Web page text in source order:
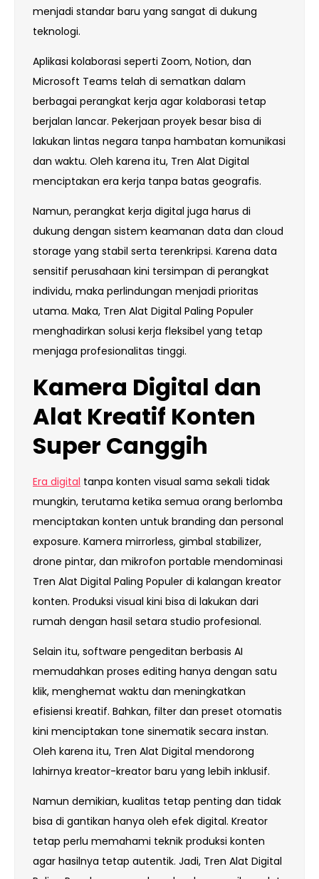
menjadi standar baru yang sangat di dukung
teknologi.
Aplikasi kolaborasi seperti Zoom, Notion, dan
Microsoft Teams telah di sematkan dalam
berbagai perangkat kerja agar kolaborasi tetap
berjalan lancar. Pekerjaan proyek besar bisa di
lakukan lintas negara tanpa hambatan komunikasi
dan waktu. Oleh karena itu, Tren Alat Digital
menciptakan era kerja tanpa batas geografis.
Namun, perangkat kerja digital juga harus di
dukung dengan sistem keamanan data dan cloud
storage yang stabil serta terenkripsi. Karena data
sensitif perusahaan kini tersimpan di perangkat
individu, maka perlindungan menjadi prioritas
utama. Maka, Tren Alat Digital Paling Populer
menghadirkan solusi kerja fleksibel yang tetap
menjaga profesionalitas tinggi.
Kamera Digital dan
Alat Kreatif Konten
Super Canggih
Era digital tanpa konten visual sama sekali tidak
mungkin, terutama ketika semua orang berlomba
menciptakan konten untuk branding dan personal
exposure. Kamera mirrorless, gimbal stabilizer,
drone pintar, dan mikrofon portable mendominasi
Tren Alat Digital Paling Populer di kalangan kreator
konten. Produksi visual kini bisa di lakukan dari
rumah dengan hasil setara studio profesional.
Selain itu, software pengeditan berbasis AI
memudahkan proses editing hanya dengan satu
klik, menghemat waktu dan meningkatkan
efisiensi kreatif. Bahkan, filter dan preset otomatis
kini menciptakan tone sinematik secara instan.
Oleh karena itu, Tren Alat Digital mendorong
lahirnya kreator-kreator baru yang lebih inklusif.
Namun demikian, kualitas tetap penting dan tidak
bisa di gantikan hanya oleh efek digital. Kreator
tetap perlu memahami teknik produksi konten
agar hasilnya tetap autentik. Jadi, Tren Alat Digital